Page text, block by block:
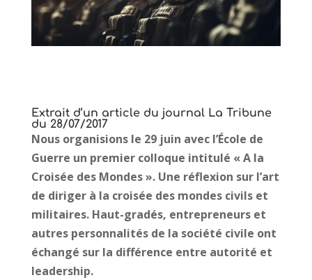
Extrait d’un article du journal La Tribune
du 28/07/2017
Nous organisions le 29 juin avec l’École de
Guerre un premier colloque intitulé « A la
Croisée des Mondes ». Une réflexion sur l’art
de diriger à la croisée des mondes civils et
militaires. Haut-gradés, entrepreneurs et
autres personnalités de la société civile ont
échangé sur la différence entre autorité et
leadership.